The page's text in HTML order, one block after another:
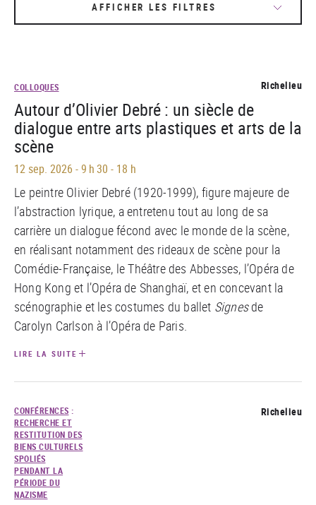
AFFICHER LES FILTRES
COLLOQUES Richelieu
Autour d’Olivier Debré : un siècle de
dialogue entre arts plastiques et arts de la
scène
12 sep. 2026 -9 h 30 - 18 h
Le peintre Olivier Debré (1920-1999), figure majeure de
l’abstraction lyrique, a entretenu tout au long de sa
carrière un dialogue fécond avec le monde de la scène,
en réalisant notamment des rideaux de scène pour la
Comédie-Française, le Théâtre des Abbesses, l’Opéra de
Hong Kong et l’Opéra de Shanghaï, et en concevant la
scénographie et les costumes du ballet Signesde
Carolyn Carlson à l’Opéra de Paris.
LIRE LA SUITE
CONFÉRENCES :
RECHERCHE ET
RESTITUTION DES
BIENS CULTURELS
SPOLIÉS
PENDANT LA
PÉRIODE DU
NAZISME
Richelieu